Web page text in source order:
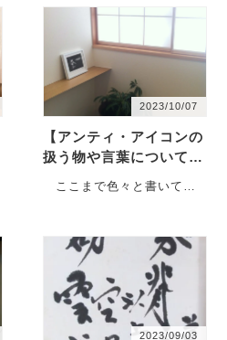
画像か文字をクリックす
2023/10/07
【アンティ・アイコンの
扱う物や言葉についての
作品的条件】
ここまで色々と書いてき
「art,craft,pro・・・
2023/09/03